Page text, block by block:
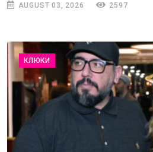
AUGUST 03, 2026 2597
КЛЮКИ